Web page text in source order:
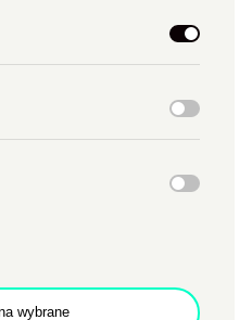
skrzydła Zamku.
z tego spotkania.
wybrane